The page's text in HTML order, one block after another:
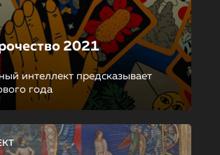
2021
интеллект предсказывает
года